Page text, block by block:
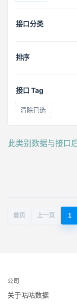
接口分类
排序
接口 Tag
清除已选
此类别数据与接口
首页 上一页 1
公司
关于咕咕数据